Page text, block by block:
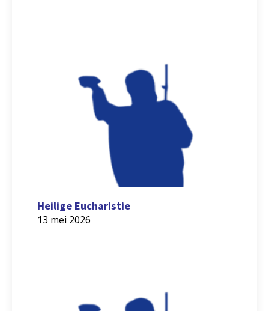
Heilige Eucharistie
13 mei 2026